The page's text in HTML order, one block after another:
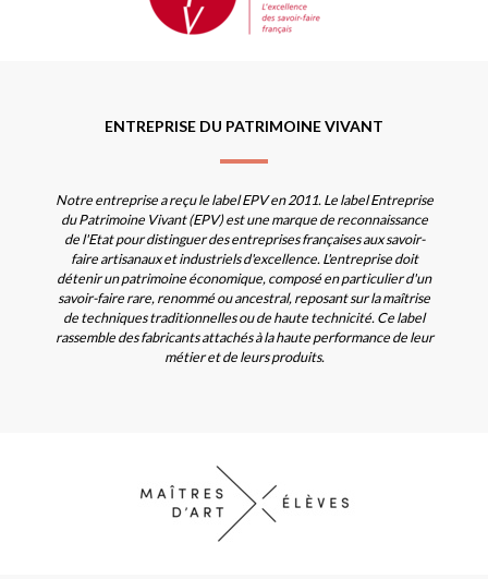
ENTREPRISE DU PATRIMOINE VIVANT
Notre entreprise a reçu le label EPV en 2011. Le label Entreprise
du Patrimoine Vivant (EPV) est une marque de reconnaissance
de l'Etat pour distinguer des entreprises françaises aux savoir-
faire artisanaux et industriels d'excellence. L'entreprise doit
détenir un patrimoine économique, composé en particulier d'un
savoir-faire rare, renommé ou ancestral, reposant sur la maîtrise
de techniques traditionnelles ou de haute technicité. Ce label
rassemble des fabricants attachés à la haute performance de leur
métier et de leurs produits.